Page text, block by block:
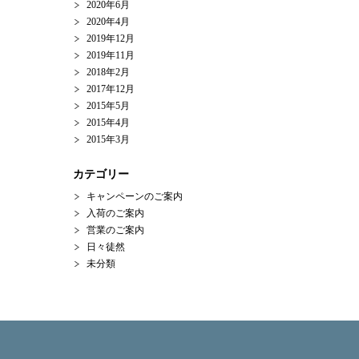
2020年6月
2020年4月
2019年12月
2019年11月
2018年2月
2017年12月
2015年5月
2015年4月
2015年3月
カテゴリー
キャンペーンのご案内
入荷のご案内
営業のご案内
日々徒然
未分類